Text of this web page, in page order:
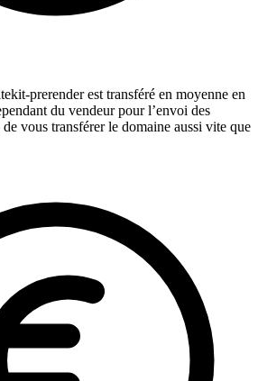
prerender est transféré en moyenne en
du vendeur pour l’envoi des
de vous transférer le domaine aussi vite que